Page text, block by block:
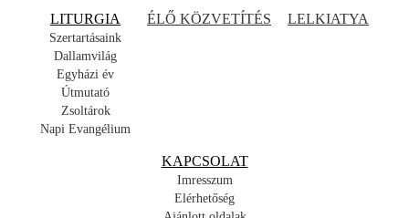
LITURGIA
Szertartásaink
Dallamvilág
Egyházi év
Útmutató
Zsoltárok
Napi Evangélium
ÉLŐ KÖZVETÍTÉS LELKIATYA
KAPCSOLAT
Imresszum
Elérhetőség